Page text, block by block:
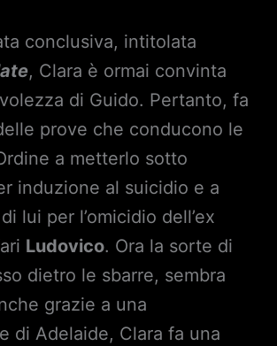
conclusiva, intitolata
, Clara è ormai convinta
di Guido. Pertanto, fa
prove che conducono le
a metterlo sotto
induzione al suicidio e a
lui per l’omicidio dell’ex
Ludovico. Ora la sorte di
dietro le sbarre, sembra
grazie a una
di Adelaide, Clara fa una